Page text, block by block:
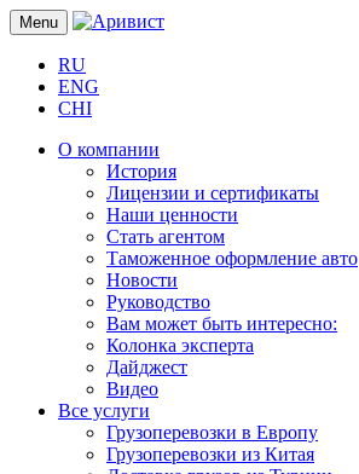
Menu
RU
ENG
CHI
О компании
История
Лицензии и сертификаты
Наши ценности
Стать агентом
Таможенное оформление авто
Новости
Руководство
Вам может быть интересно:
Колонка эксперта
Дайджест
Видео
Все услуги
Грузоперевозки в Европу
Грузоперевозки из Китая